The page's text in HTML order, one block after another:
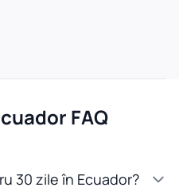
FAQ
30 zile în Ecuador?